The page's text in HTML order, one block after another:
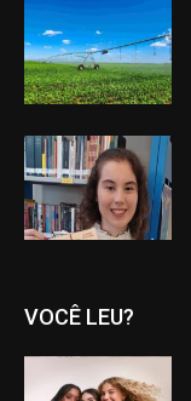
VOCÊ LEU?